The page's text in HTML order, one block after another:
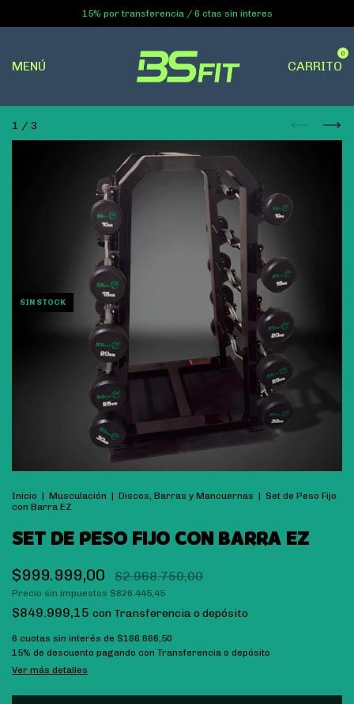
15% por transferencia / 6 ctas sin interes
MENÚ CARRITO
0
1 / 3
SIN STOCK
Inicio | Musculación | Discos, Barras y Mancuernas | Set de Peso Fijo
con Barra EZ
SET DE PESO FIJO CON BARRA EZ
$999.999,00 $2.968.750,00
Precio sin impuestos $826.445,45
$849.999,15 con Transferencia o depósito
6 cuotas sin interés de $166.666,50
15% de descuento pagando con Transferencia o depósito
Ver más detalles